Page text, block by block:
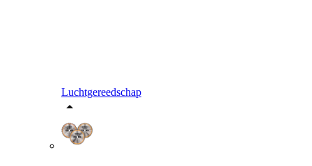
Luchtgereedschap